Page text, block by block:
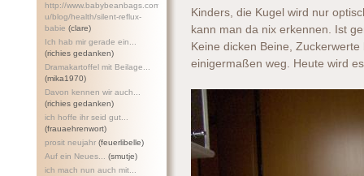
http://www.babybeanbags.com.a
u/blog/health/silent-reflux-
babie (clare)
Ich hab mir gerade ein...
(richies gedanken)
Dramakartoffel mit Beilage...
(mika1970)
Davon kennen wir auch...
(richies gedanken)
ich hoffe ihr seid gut...
(frauaehrenwort)
prosit neujahr (feuerlibelle)
Auf ein Neues...
(smutje)
ich mach nun auch mit...
Kinders, die Kugel wird nur
kann man da nix erkennen. Ist
Keine dicken Beine,
einigermaßen weg. Heute wird